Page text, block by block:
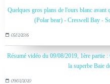
Quelques gros plans de l'ours blanc avant
(Polar bear) - Creswell Bay -
05/12/2016
Résumé vidéo du 09/08/2019, 1ère partie
la superbe Baie
09/02/2020